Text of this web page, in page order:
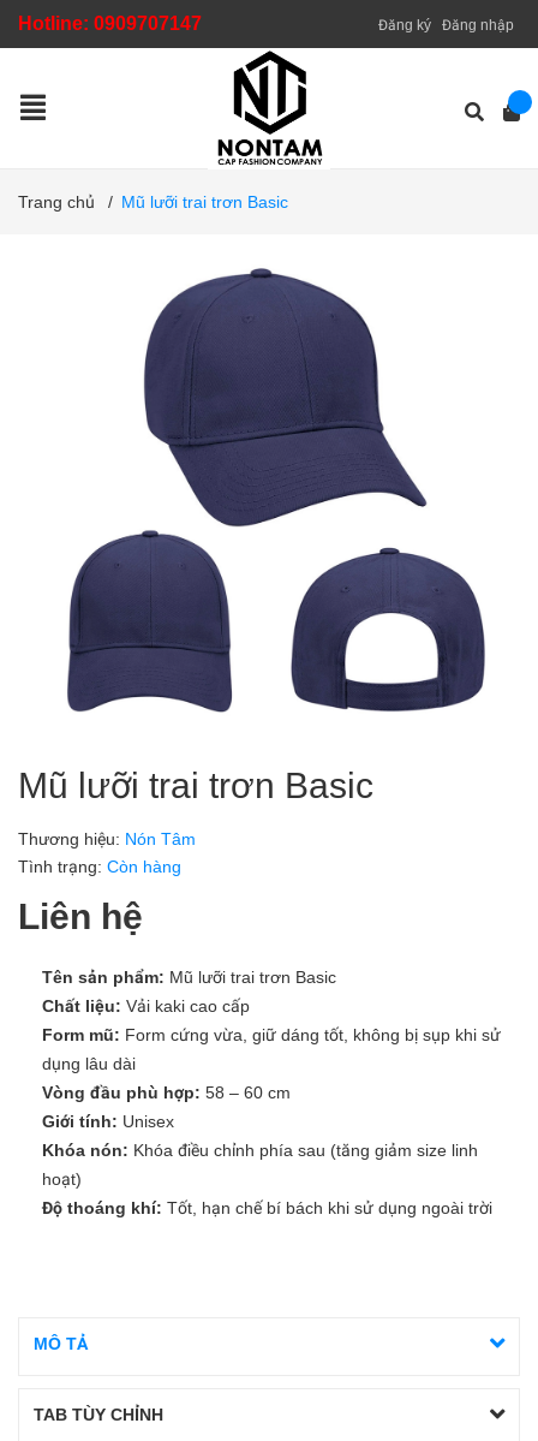
Hotline: 0909707147 Đăng ký Đăng nhập
Trang chủ / Mũ lưỡi trai trơn Basic
Mũ lưỡi trai trơn Basic
Thương hiệu: Nón Tâm
Tình trạng: Còn hàng
Liên hệ
Tên sản phẩm: Mũ lưỡi trai trơn Basic
Chất liệu: Vải kaki cao cấp
Form mũ: Form cứng vừa, giữ dáng tốt, không bị sụp khi sử
dụng lâu dài
Vòng đầu phù hợp: 58 – 60 cm
Giới tính: Unisex
Khóa nón: Khóa điều chỉnh phía sau (tăng giảm size linh
hoạt)
Độ thoáng khí: Tốt, hạn chế bí bách khi sử dụng ngoài trời
MÔ TẢ
TAB TÙY CHỈNH